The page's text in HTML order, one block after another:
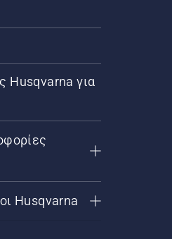
Husqvarna για
Husqvarna